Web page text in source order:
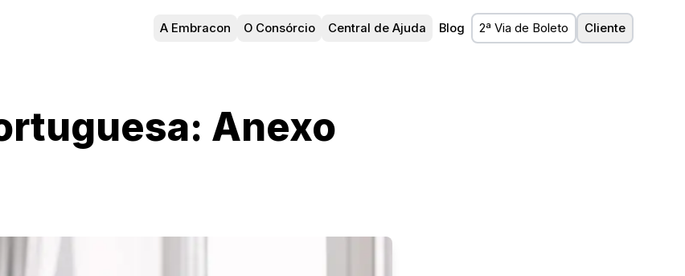
A Embracon O Consórcio Central de Ajuda Blog 2ª Via de Boleto Cliente
Anexo